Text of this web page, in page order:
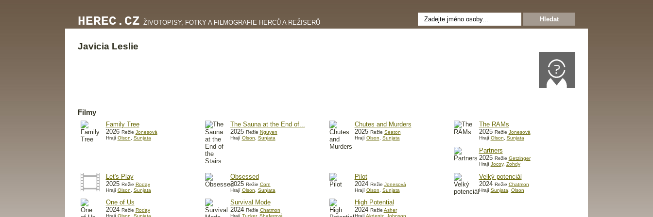
HEREC.CZ ŽIVOTOPISY, FOTKY A FILMOGRAFIE HERCŮ A REŽISERŮ
Javicia Leslie
Filmy
Family Tree
2026 Režie Jonesová
Hrají Olson Sunjata
The Sauna at the End of...
2025 Režie Nguyen
Hrají Olson Sunjata
Chutes and Murders
2025 Režie Seaton
Hrají Olson Sunjata
The RAMs
2025 Režie Jonesová
Hrají Olson Sunjata
Partners
2025 Režie Getzinger
Hrají Jocoy, Zohdy
Let's Play
2025 Režie Roday
Hrají Olson Sunjata
Obsessed
2025 Režie Corn
Hrají Olson Sunjata
Pilot
2024 Režie Jonesová
Hrají Olson Sunjata
Velký potenciál
2024 Režie Chatmon
Hrají Sunjata Olson
One of Us
2024 Režie Roday
Hrají Olson, Sunjata
Survival Mode
2024 Režie Chatmon
Hrají Tucker, Shaferová
High Potential
2024 Režie Asher
HrajíAkdeniz, Johnson